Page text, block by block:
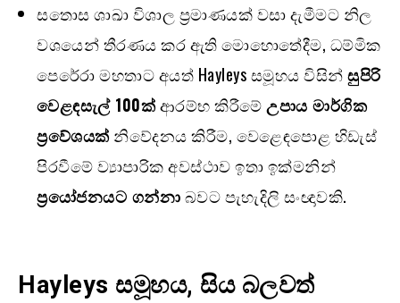
සතොස ශාඛා විශාල ප්‍රමාණයක් වසා දැමීමට නිල
වශයෙන් තීරණය කර ඇති මොහොතේදීම, ධම්මික
පෙරේරා මහතාට අයත් Hayleys සමූහය විසින්සුපිරි
වෙළඳසැල් 100ක්ආරම්භ කිරීමේඋපාය මාර්ගික
ප්‍රවේශයක්නිවේදනය කිරීම, වෙළෙඳපොළ හිඩැස්
පිරවීමේ ව්‍යාපාරික අවස්ථාව ඉතා ඉක්මනින්
ප්‍රයෝජනයට ගන්නාබවට පැහැදිලි සංඥාවකි.
Hayleys සමූහය, සිය බලවත්